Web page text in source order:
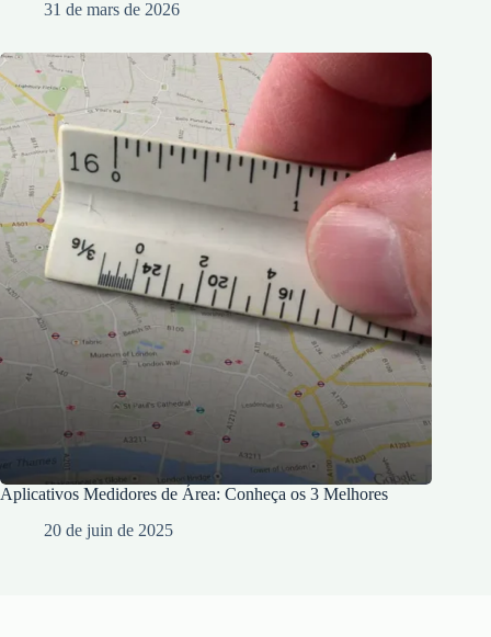
31 de mars de 2026
Aplicativos Medidores de Área: Conheça os 3 Melhores
20 de juin de 2025